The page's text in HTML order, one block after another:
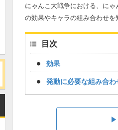
にゃんこ大戦争における、に
の効果やキャラの組み合わせを
目次
効果
発動に必要な組み合わ
▶︎